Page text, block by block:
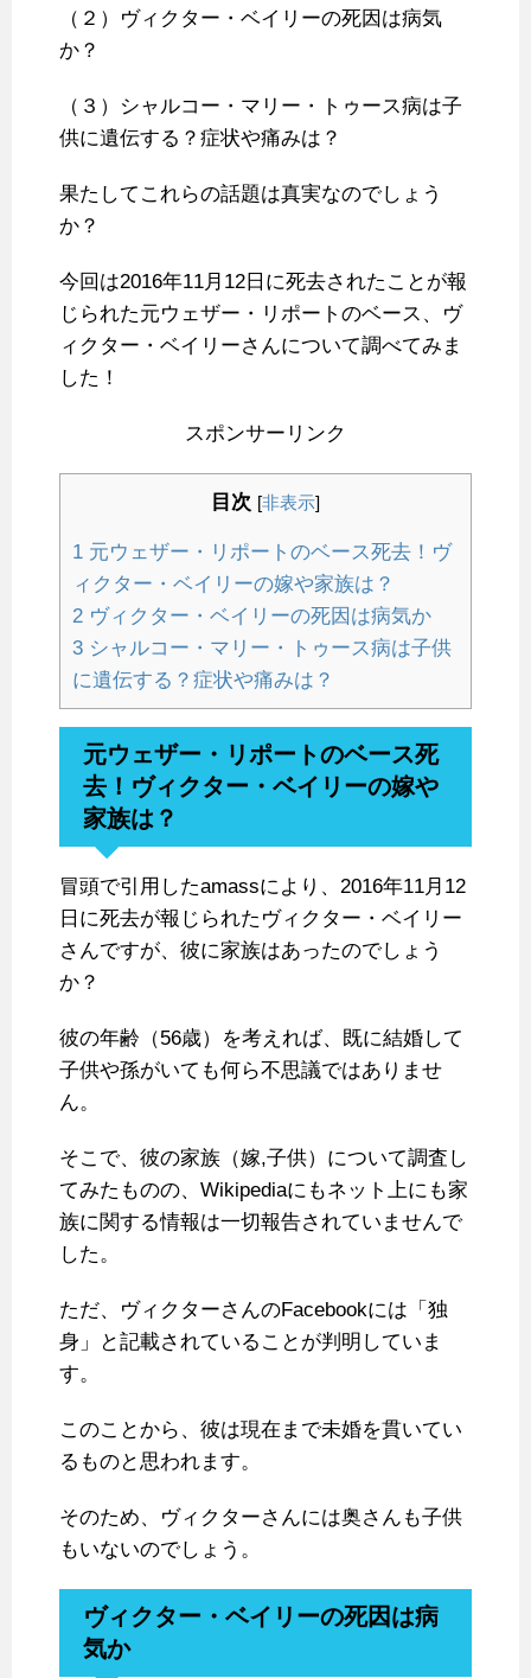
（２）ヴィクター・ベイリーの死因は病気
か？
（３）シャルコー・マリー・トゥース病は子
供に遺伝する？症状や痛みは？
果たしてこれらの話題は真実なのでしょう
か？
今回は2016年11月12日に死去されたことが報
じられた元ウェザー・リポートのベース、ヴ
ィクター・ベイリーさんについて調べてみま
した！
スポンサーリンク
目次 [非表示]
1 元ウェザー・リポートのベース死去！ヴ
ィクター・ベイリーの嫁や家族は？
2 ヴィクター・ベイリーの死因は病気か
3 シャルコー・マリー・トゥース病は子供
に遺伝する？症状や痛みは？
元ウェザー・リポートのベース死
去！ヴィクター・ベイリーの嫁や
家族は？
冒頭で引用したamassにより、2016年11月12
日に死去が報じられたヴィクター・ベイリー
さんですが、彼に家族はあったのでしょう
か？
彼の年齢（56歳）を考えれば、既に結婚して
子供や孫がいても何ら不思議ではありませ
ん。
そこで、彼の家族（嫁,子供）について調査し
てみたものの、Wikipediaにもネット上にも家
族に関する情報は一切報告されていませんで
した。
ただ、ヴィクターさんのFacebookには「独
身」と記載されていることが判明していま
す。
このことから、彼は現在まで未婚を貫いてい
るものと思われます。
そのため、ヴィクターさんには奥さんも子供
もいないのでしょう。
ヴィクター・ベイリーの死因は病
気か